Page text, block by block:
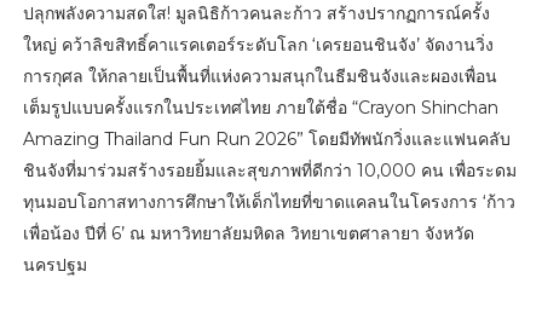
ปลุกพลังความสดใส! มูลนิธิก้าวคนละก้าว สร้างปรากฏการณ์ครั้ง
ใหญ่ คว้าลิขสิทธิ์คาแรคเตอร์ระดับโลก ‘เครยอนชินจัง’ จัดงานวิ่ง
การกุศล ให้กลายเป็นพื้นที่แห่งความสนุกในธีมชินจังและผองเพื่อน
เต็มรูปแบบครั้งแรกในประเทศไทย ภายใต้ชื่อ “Crayon Shinchan
Amazing Thailand Fun Run 2026” โดยมีทัพนักวิ่งและแฟนคลับ
ชินจังที่มาร่วมสร้างรอยยิ้มและสุขภาพที่ดีกว่า 10,000 คน เพื่อระดม
ทุนมอบโอกาสทางการศึกษาให้เด็กไทยที่ขาดแคลนในโครงการ ‘ก้าว
เพื่อน้อง ปีที่ 6’ ณ มหาวิทยาลัยมหิดล วิทยาเขตศาลายา จังหวัด
นครปฐม